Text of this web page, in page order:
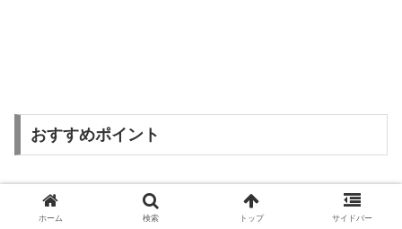
おすすめポイント
四条河原町の好立地
ホーム 検索 トップ サイドバー